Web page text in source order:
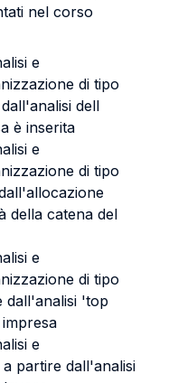
nel corso
e
di tipo
dell
è inserita
e
di tipo
della catena del
e
di tipo
dall'analisi 'top
e
partire dall'analisi